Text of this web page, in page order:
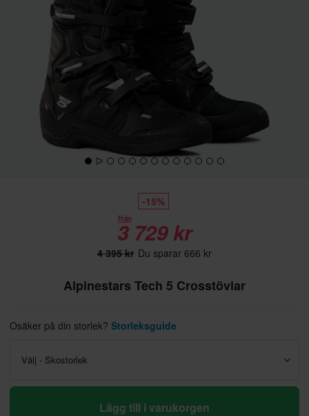
-15%
Från
3 729 kr
4 395 kr Du sparar 666 kr
Alpinestars Tech 5 Crosstövlar
Osäker på din storlek? Storleksguide
Välj - Skostorlek
Lägg till i varukorgen